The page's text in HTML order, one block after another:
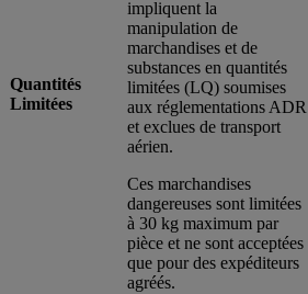
Quantités
Limitées
impliquent la
manipulation de
marchandises et de
substances en quantités
limitées (LQ) soumises
aux réglementations ADR
et exclues de transport
aérien.
Ces marchandises
dangereuses sont limitées
à 30 kg maximum par
pièce et ne sont acceptées
que pour des expéditeurs
agréés.